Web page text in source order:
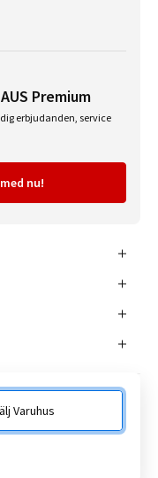
Premium
erbjudanden, service
nu!
Varuhus